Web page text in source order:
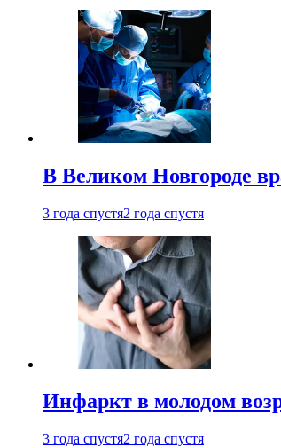
В Великом Новгороде
3 года спустя2 года спустя
Инфаркт в молодом
3 года спустя2 года спустя